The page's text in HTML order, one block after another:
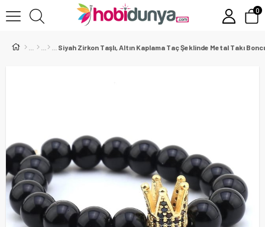
0
Siyah Zirkon Taşlı, Altın Kaplama Taç Şeklinde Metal Takı